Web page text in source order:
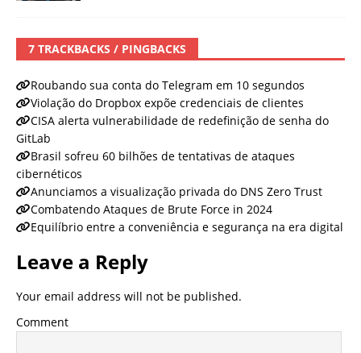
7 TRACKBACKS / PINGBACKS
Roubando sua conta do Telegram em 10 segundos
Violação do Dropbox expõe credenciais de clientes
CISA alerta vulnerabilidade de redefinição de senha do
GitLab
Brasil sofreu 60 bilhões de tentativas de ataques
cibernéticos
Anunciamos a visualização privada do DNS Zero Trust
Combatendo Ataques de Brute Force in 2024
Equilíbrio entre a conveniência e segurança na era digital
Leave a Reply
Your email address will not be published.
Comment